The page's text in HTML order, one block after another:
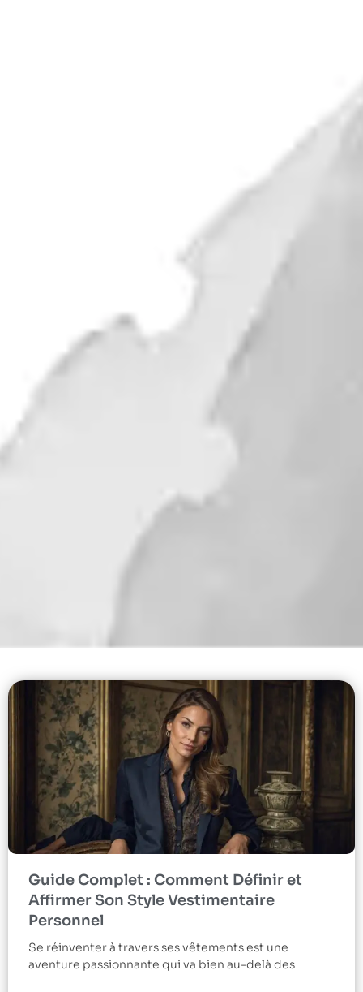
Guide Complet : Comment Définir et
Affirmer Son Style Vestimentaire
Personnel
Se réinventer à travers ses vêtements est une
aventure passionnante qui va bien au-delà des